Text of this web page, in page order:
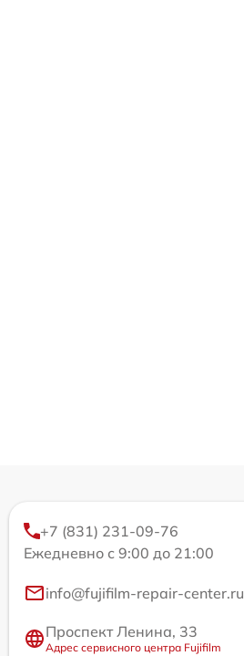
+7 (831) 231-09-76
Ежедневно с 9:00 до 21:00
info@fujifilm-repair-center.ru
Проспект Ленина, 33
Адрес сервисного центра Fujifilm